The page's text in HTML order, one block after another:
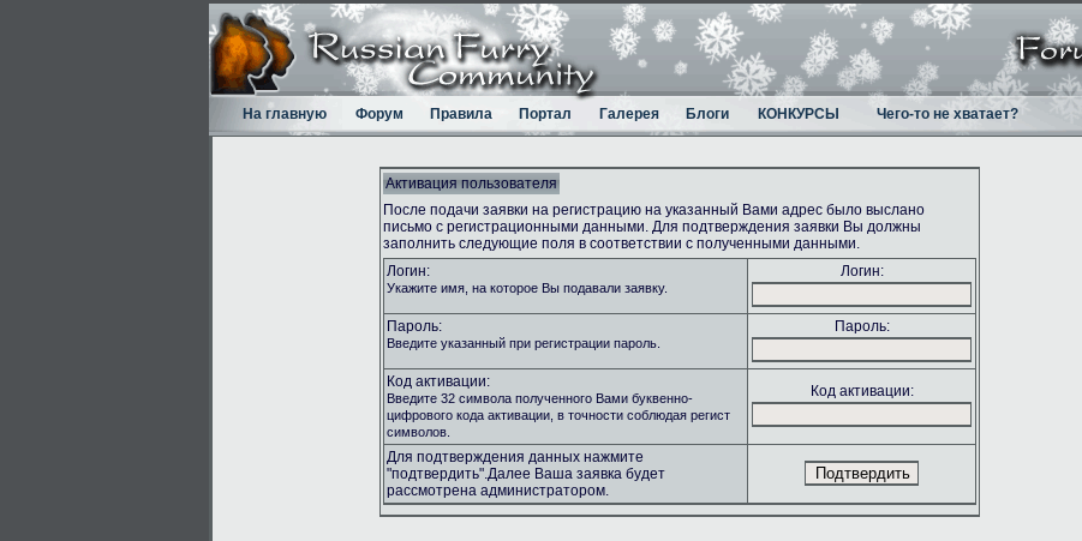
На главную Форум Правила Портал Галерея Блоги КОНКУРСЫ Чего-то не хватает?
Активация пользователя
После подачи заявки на регистрацию на указанный Вами адрес было выслано
письмо с регистрационными данными. Для подтверждения заявки Вы должны
заполнить следующие поля в соответствии с полученными данными.
Логин:
Укажите имя, на которое Вы подавали заявку.
Логин:
Пароль:
Введите указанный при регистрации пароль.
Пароль:
Код активации:
Введите 32 символа полученного Вами буквенно-
цифрового кода активации, в точности соблюдая регист
символов.
Код активации:
Для подтверждения данных нажмите
"подтвердить".Далее Ваша заявка будет
рассмотрена администратором.